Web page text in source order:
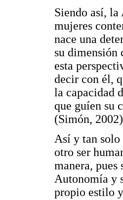
Siendo así,
mujeres
nace una
su
esta
decir con él,
la capacidad
que guíen su
(Simón,
Así y tan solo
otro ser
manera,
Autonomía y
propio estilo